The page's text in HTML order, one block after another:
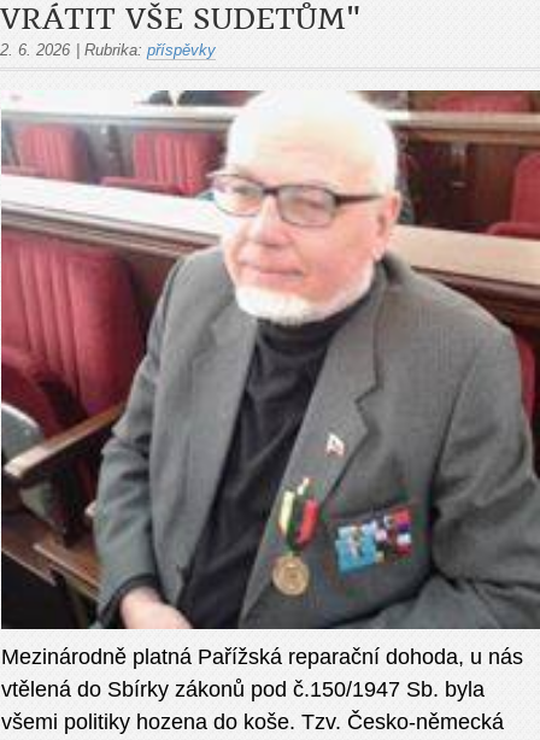
VRÁTIT VŠE SUDETŮM"
2. 6. 2026 | Rubrika: příspěvky
Mezinárodně platná Pařížská reparační dohoda, u nás
vtělená do Sbírky zákonů pod č.150/1947 Sb. byla
všemi politiky hozena do koše. Tzv. Česko-německá